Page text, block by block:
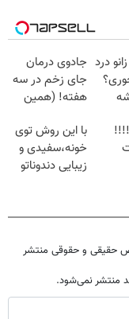
درد جادوی درمان
جای زخم در سه
هفته! (همین
صحبت کنید)
با این روش توی
خونه،سفیدی و
زیبایی دندوناتو
حقیقی و حقوقی منتشر
منتشر نمی‌شود.